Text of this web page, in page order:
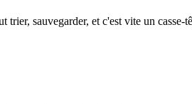
sauvegarder, et c'est vite un casse-